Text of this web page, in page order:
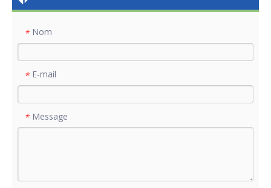
* Nom
* E-mail
* Message